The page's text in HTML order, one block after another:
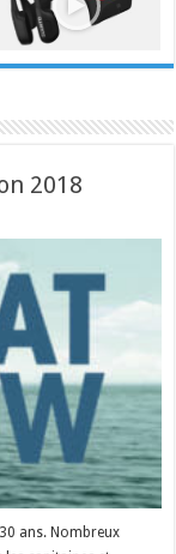
2018
ans. Nombreux